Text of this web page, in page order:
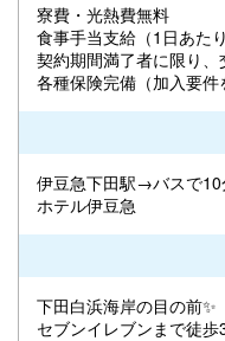
寮費・光熱費無料
食事手当支給（1日あた
契約期間満了者に限り、
各種保険完備（加入要件
伊豆急下田駅→バスで
ホテル伊豆急
下田白浜海岸の目の前✨
セブンイレブンまで徒歩